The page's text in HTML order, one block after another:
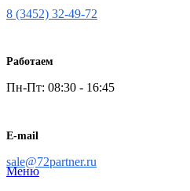
8 (3452) 32-49-72
Работаем
Пн-Пт: 08:30 - 16:45
E-mail
sale@72partner.ru
Меню